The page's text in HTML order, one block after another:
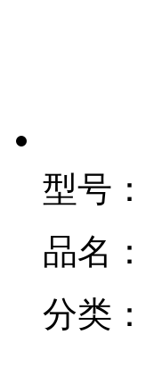
型号：
品名：
分类：